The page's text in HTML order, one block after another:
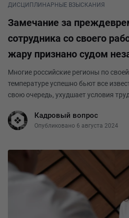
ДИСЦИПЛИНАРНЫЕ ВЗЫСКАНИЯ
Замечание за
сотрудника со своего
жару признано судом
Многие российские регионы по
температуре успешно бьют все
свою очередь, ухудшает условия
такой конфликт стал поводом для
Кадровый вопрос
Опубликовано 6 августа 2024